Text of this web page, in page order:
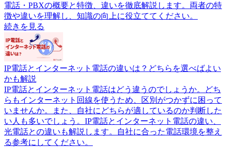
電話・PBXの概要と特徴、違いを徹底解説します。両者の特
徴や違いを理解し、知識の向上に役立ててください。
続きを見る
IP電話とインターネット電話の違いは？どちらを選べばよい
かも解説
IP電話とインターネット電話はどう違うのでしょうか。どち
らもインターネット回線を使うため、区別がつかずに困って
いませんか。また、自社にどちらが適しているのか判断した
い人も多いでしょう。IP電話とインターネット電話の違い、
光電話との違いも解説します。自社に合った電話環境を整え
る参考にしてください。